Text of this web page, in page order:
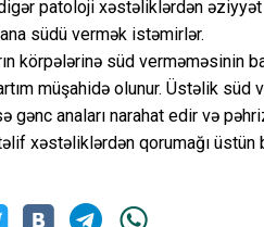
patoloji xəstəliklərdən əziyyət
südü vermək istəmirlər.
körpələrinə süd verməməsinin
müşahidə olunur. Üstəlik
gənc anaları narahat edir və
xəstəliklərdən qorumağı üstün